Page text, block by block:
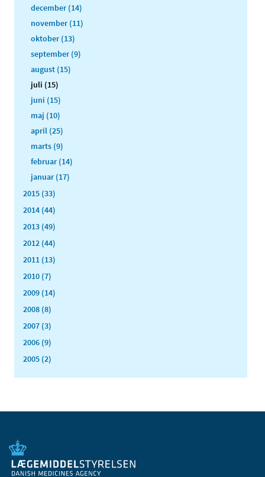
december (14)
november (11)
oktober (13)
september (9)
august (15)
juli (15)
juni (15)
maj (10)
april (25)
marts (9)
februar (14)
januar (17)
2015 (33)
2014 (44)
2013 (49)
2012 (44)
2011 (13)
2010 (7)
2009 (14)
2008 (8)
2007 (3)
2006 (9)
2005 (2)